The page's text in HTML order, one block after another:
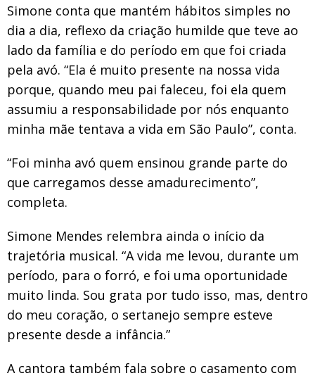
Simone conta que mantém hábitos simples no
dia a dia, reflexo da criação humilde que teve ao
lado da família e do período em que foi criada
pela avó. “Ela é muito presente na nossa vida
porque, quando meu pai faleceu, foi ela quem
assumiu a responsabilidade por nós enquanto
minha mãe tentava a vida em São Paulo”, conta.
“Foi minha avó quem ensinou grande parte do
que carregamos desse amadurecimento”,
completa.
Simone Mendes relembra ainda o início da
trajetória musical. “A vida me levou, durante um
período, para o forró, e foi uma oportunidade
muito linda. Sou grata por tudo isso, mas, dentro
do meu coração, o sertanejo sempre esteve
presente desde a infância.”
A cantora também fala sobre o casamento com